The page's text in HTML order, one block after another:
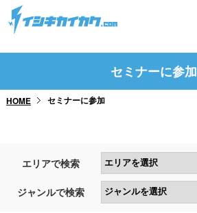
トップページ
研修・ツアーに参加
セミナーに参加
HOME セミナーに参加
エリアで検索
ジャンルで検索